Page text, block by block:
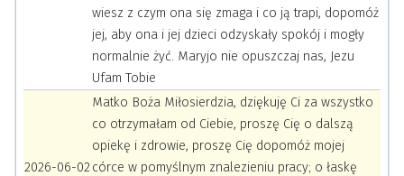
wiesz z czym ona się zmaga i co ją trapi, dopomóż
jej, aby ona i jej dzieci odzyskały spokój i mogły
normalnie żyć. Maryjo nie opuszczaj nas, Jezu
Ufam Tobie
2026-06-02
Matko Boża Miłosierdzia, dziękuję Ci za wszystko
co otrzymałam od Ciebie, proszę Cię o dalszą
opiekę i zdrowie, proszę Cię dopomóż mojej
córce w pomyślnym znalezieniu pracy; o łaskę